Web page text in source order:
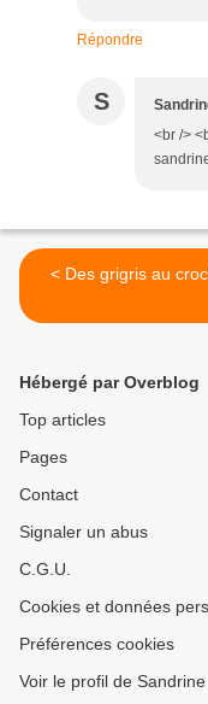
Répondre
S
<br />
< Des grigris au
Hébergé par Overblog
Top articles
Pages
Contact
Signaler un abus
C.G.U.
Cookies et données
Préférences cookies
Voir le profil de